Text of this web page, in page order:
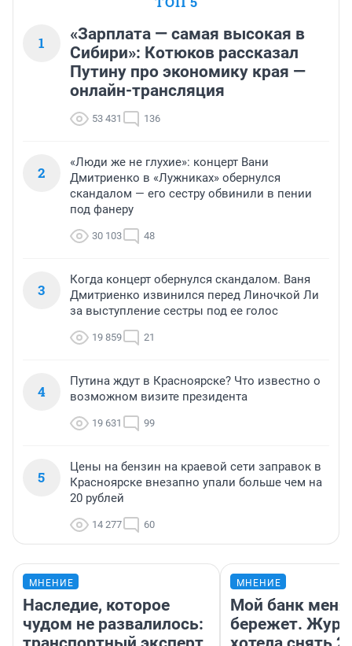
1
«Зарплата — самая высокая в
Сибири»: Котюков рассказал
Путину про экономику края —
онлайн-трансляция
53 431 136
2
«Люди же не глухие»: концерт Вани
Дмитриенко в «Лужниках» обернулся
скандалом — его сестру обвинили в пении
под фанеру
30 103 48
3
Когда концерт обернулся скандалом. Ваня
Дмитриенко извинился перед Линочкой Ли
за выступление сестры под ее голос
19 859 21
4
Путина ждут в Красноярске? Что известно о
возможном визите президента
19 631 99
5
Цены на бензин на краевой сети заправок в
Красноярске внезапно упали больше чем на
20 рублей
14 277 60
МНЕНИЕ
Наследие, которое
чудом не развалилось:
МНЕНИЕ
Мой банк меня
бережет.